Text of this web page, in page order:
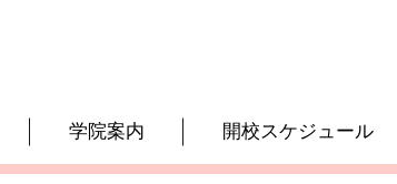
学院案内 開校スケジュール